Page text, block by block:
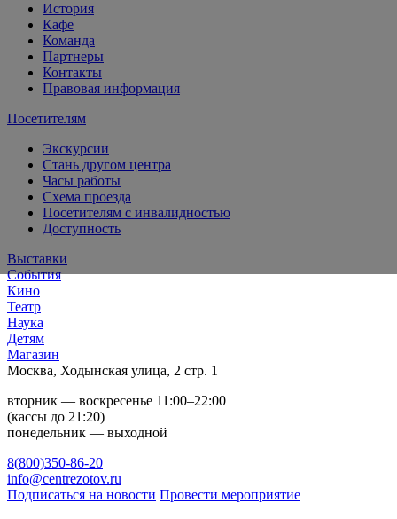
История
Кафе
Команда
Партнеры
Контакты
Правовая информация
Посетителям
Экскурсии
Стань другом центра
Часы работы
Схема проезда
Посетителям с инвалидностью
Доступность
Выставки
События
Кино
Театр
Наука
Детям
Магазин
Москва, Ходынская улица, 2 стр. 1
вторник — воскресенье 11:00–22:00
(кассы до 21:20)
понедельник — выходной
8(800)350-86-20
info@centrezotov.ru
Подписаться на новости Провести мероприятие